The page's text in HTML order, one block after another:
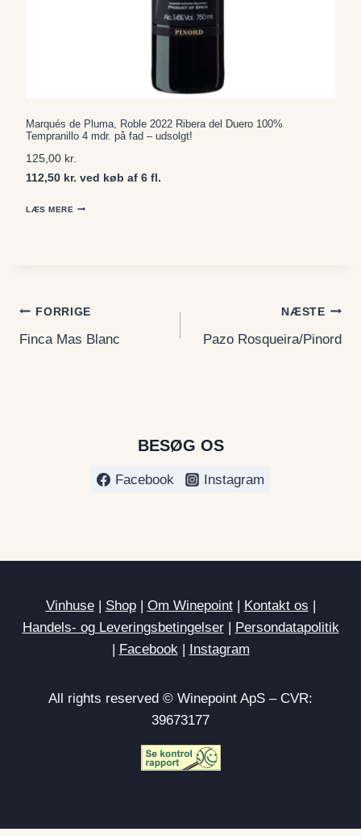
Marqués de Pluma, Roble 2022 Ribera del Duero 100%
Tempranillo 4 mdr. på fad – udsolgt!
125,00 kr.
112,50 kr. ved køb af 6 fl.
LÆS MERE
Indlægsnavigation
FORRIGE
Finca Mas Blanc
NÆSTE
Pazo Rosqueira/Pinord
BESØG OS
Facebook Instagram
Vinhuse| Shop| Om Winepoint| Kontakt os |
Handels- og Leveringsbetingelser| Persondatapolitik
| Facebook| Instagram
All rights reserved © Winepoint ApS – CVR:
39673177